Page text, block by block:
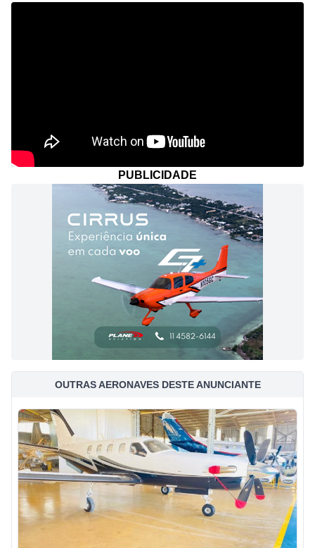
PUBLICIDADE
OUTRAS AERONAVES DESTE ANUNCIANTE